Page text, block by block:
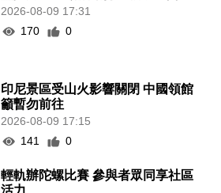
2026-08-09 17:31
170
0
印尼景區受山火影響關閉 中國領館
籲暫勿前往
2026-08-09 17:15
141
0
輕軌辦陀螺比賽 參與者眾同享社區